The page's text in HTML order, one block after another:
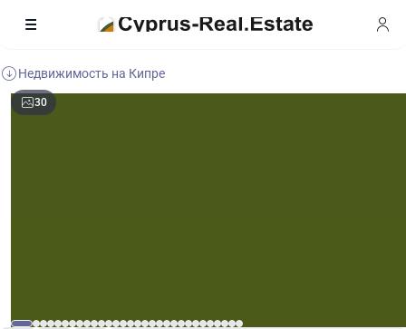
Недвижимость на Кипре
30